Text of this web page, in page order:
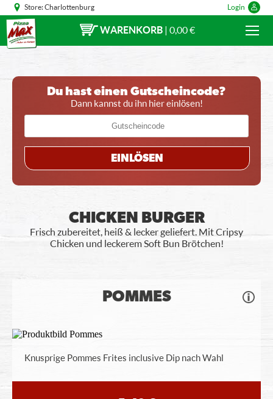
Store:Charlottenburg Login
WARENKORB | 0,00 €
Du hast einen Gutscheincode?
Dann kannst du ihn hier einlösen!
EINLÖSEN
CHICKEN BURGER
Frisch zubereitet, heiß & lecker geliefert. Mit Cripsy
Chicken und leckerem Soft Bun Brötchen!
POMMES
Knusprige Pommes Frites inclusive Dip nach Wahl